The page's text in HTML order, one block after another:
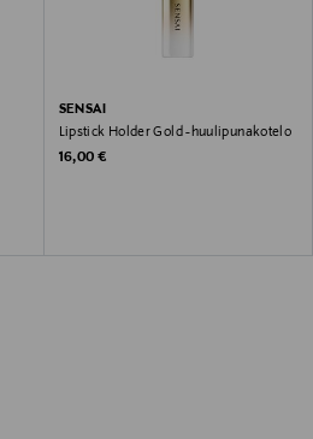
SENSAI
Lipstick Holder Gold -huulipunakotelo
Original Price
16,00 €